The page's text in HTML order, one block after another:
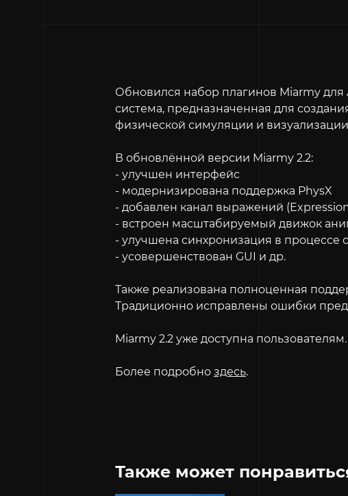
Обновился набор плагинов Miarmy для
система, предназначенная для
физической симуляции и
В обновлённой версии Miarmy 2.2:
- улучшен интерфейс
- модернизирована поддержка PhysX
- добавлен канал выражений
- встроен масштабируемый движок
- улучшена синхронизация в процессе
- усовершенствован GUI и др.
Также реализована полноценная
Традиционно исправлены ошибки
Miarmy 2.2 уже доступна пользователям.
Более подробно здесь.
Также может